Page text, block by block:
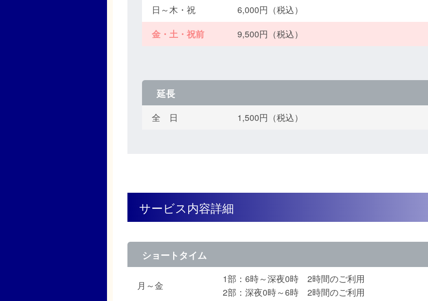
日～木・祝
6,000円（税込）
金・土・祝前
9,500円（税込）
延長
全 日 1,500円（税込）
サービス内容詳細
ショートタイム
月～金
1部：6時～深夜0時 2時間のご利用
2部：深夜0時～6時 2時間のご利用